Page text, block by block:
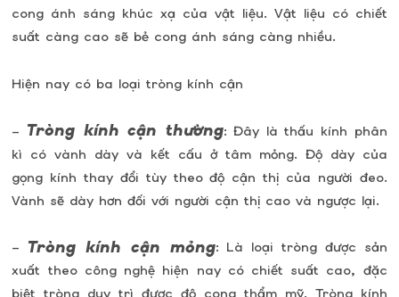
cong ánh sáng khúc xạ của vật liệu. Vật liệu có chiết
suất càng cao sẽ bẻ cong ánh sáng càng nhiều.
Hiện nay có ba loại tròng kính cận
– Tròng kính cận thường: Đây là thấu kính phân
kì có vành dày và kết cấu ở tâm mỏng. Độ dày của
gọng kính thay đổi tùy theo độ cận thị của người đeo.
Vành sẽ dày hơn đối với người cận thị cao và ngược lại.
– Tròng kính cận mỏng: Là loại tròng được sản
xuất theo công nghệ hiện nay có chiết suất cao, đặc